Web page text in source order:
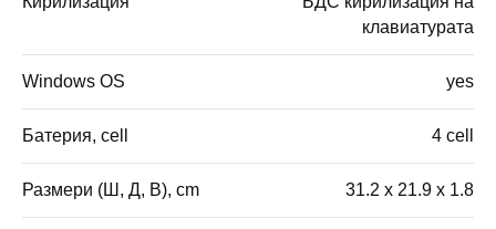
клавиатурата
Windows OS yes
Батерия, cell 4 cell
Размери (Ш, Д, В), cm 31.2 x 21.9 x 1.8